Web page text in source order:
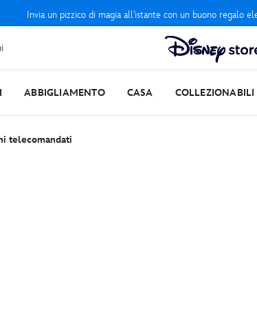
Invia un pizzico di magia all'istante con un buono regalo
ABBIGLIAMENTO CASA COLLEZIONABILI
telecomandati